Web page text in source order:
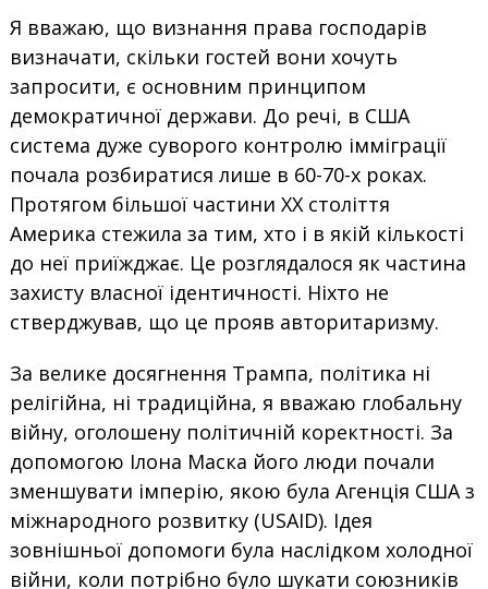
Я вважаю, що визнання права господарів
визначати, скільки гостей вони хочуть
запросити, є основним принципом
демократичної держави. До речі, в США
система дуже суворого контролю імміграції
почала розбиратися лише в 60-70-х роках.
Протягом більшої частини XX століття
Америка стежила за тим, хто і в якій кількості
до неї приїжджає. Це розглядалося як частина
захисту власної ідентичності. Ніхто не
стверджував, що це прояв авторитаризму.
За велике досягнення Трампа, політика ні
релігійна, ні традиційна, я вважаю глобальну
війну, оголошену політичній коректності. За
допомогою Ілона Маска його люди почали
зменшувати імперію, якою була Агенція США з
міжнародного розвитку (USAID). Ідея
зовнішньої допомоги була наслідком холодної
війни, коли потрібно було шукати союзників